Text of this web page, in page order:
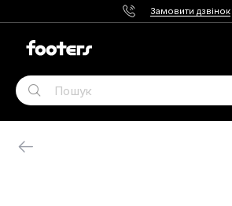
Замовити дзвінок